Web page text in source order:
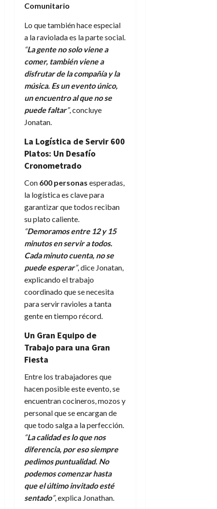
Comunitario
Lo que también hace especial
a la raviolada es la parte social.
“La gente no solo viene a
comer, también viene a
disfrutar de la compañía y la
música. Es un evento único,
un encuentro al que no se
puede faltar”, concluye
Jonatan.
La Logística de Servir 600
Platos: Un Desafío
Cronometrado
Con 600 personas esperadas,
la logística es clave para
garantizar que todos reciban
su plato caliente.
“Demoramos entre 12 y 15
minutos en servir a todos.
Cada minuto cuenta, no se
puede esperar”, dice Jonatan,
explicando el trabajo
coordinado que se necesita
para servir ravioles a tanta
gente en tiempo récord.
Un Gran Equipo de
Trabajo para una Gran
Fiesta
Entre los trabajadores que
hacen posible este evento, se
encuentran cocineros, mozos y
personal que se encargan de
que todo salga a la perfección.
“La calidad es lo que nos
diferencia, por eso siempre
pedimos puntualidad. No
podemos comenzar hasta
que el último invitado esté
sentado”, explica Jonathan.